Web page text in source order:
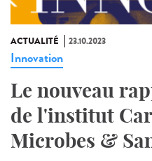
ACTUALITÉ 23.10.2023
Innovation
Le nouveau
de l'institut
Microbes &